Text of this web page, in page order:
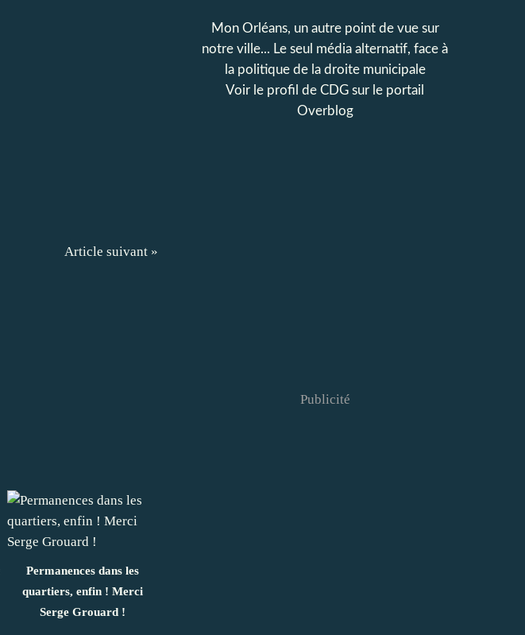
Article suivant »
Permanences dans les
quartiers, enfin ! Merci
Serge Grouard !
Mon Orléans, un autre point de vue sur
notre ville... Le seul média alternatif, face à
la politique de la droite municipale
Voir le profil de CDG sur le portail
Overblog
Publicité